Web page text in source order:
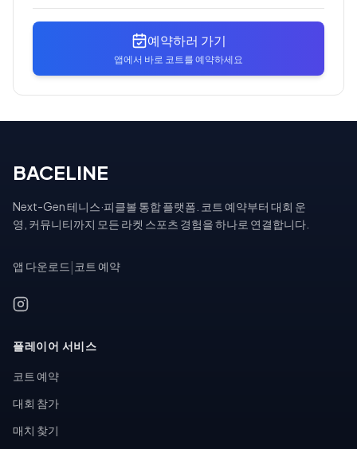
예약하러 가기
앱에서 바로 코트를 예약하세요
BACELINE
Next-Gen 테니스·피클볼 통합 플랫폼. 코트 예약부터 대회 운
영, 커뮤니티까지 모든 라켓 스포츠 경험을 하나로 연결합니다.
앱 다운로드 코트 예약
플레이어 서비스
코트 예약
대회 참가
매치 찾기